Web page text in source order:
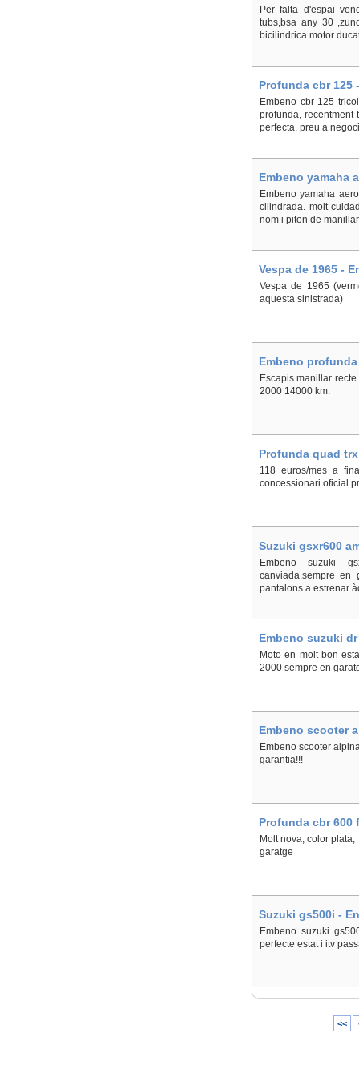
Per falta d'espai
tubs,bsa any 30
bicilindrica motor
Profunda cbr 125
Embeno cbr 125
profunda,
perfecta, preu a
Embeno yamaha
Embeno yamaha
cilindrada. molt
nom i piton de
Vespa de 1965 -
Vespa de 1965
aquesta sinistrada)
Embeno
Escapis.manillar
2000 14000 km.
Profunda quad
118 euros/mes a
concessionari oficial
Suzuki gsxr600
Embeno suzuki
canviada,sempre en
pantalons a estrenar
Embeno suzuki
Moto en molt bon
2000 sempre en
Embeno scooter
Embeno scooter
garantia!!!
Profunda cbr 600
Molt nova, color
garatge
Suzuki gs500i -
Embeno suzuki
perfecte estat i itv
<<